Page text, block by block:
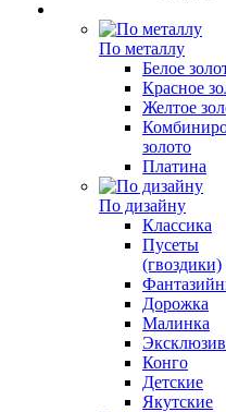
По металлу
Белое
Красное
Желтое
золото
Платина
По дизайну
Классика
Пусеты
(гвоздики)
Дорожка
Малинка
Эксклюзив
Конго
Детские
Якутские